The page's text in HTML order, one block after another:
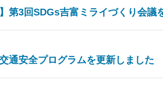
】第3回SDGs吉富ミライづくり会議
通安全プログラムを更新しました